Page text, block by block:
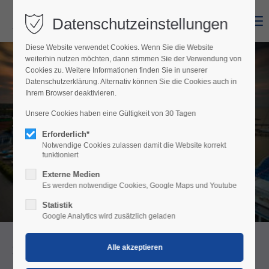
Menu
Schifffahrt
Fahrradfähren – Ausflugsfahrten
Schifffahrt am See
Datenschutzeinstellungen
Diese Website verwendet Cookies. Wenn Sie die Website
weiterhin nutzen möchten, dann stimmen Sie der Verwendung von
Cookies zu. Weitere Informationen finden Sie in unserer
Datenschutzerklärung. Alternativ können Sie die Cookies auch in
Ihrem Browser deaktivieren.
Unsere Cookies haben eine Gültigkeit von 30 Tagen
Erforderlich*
Notwendige Cookies zulassen damit die Website korrekt
funktioniert
Externe Medien
Es werden notwendige Cookies, Google Maps und Youtube
Statistik
Google Analytics wird zusätzlich geladen